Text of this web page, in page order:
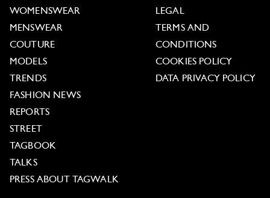
WOMENSWEAR
MENSWEAR
COUTURE
MODELS
TRENDS
FASHION NEWS
REPORTS
STREET
TAGBOOK
TALKS
PRESS ABOUT TAGWALK
LEGAL
TERMS AND
CONDITIONS
COOKIES POLICY
DATA PRIVACY POLICY